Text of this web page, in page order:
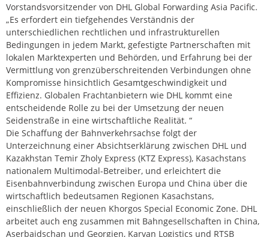
Vorstandsvorsitzender von DHL Global Forwarding Asia Pacific.
„Es erfordert ein tiefgehendes Verständnis der
unterschiedlichen rechtlichen und infrastrukturellen
Bedingungen in jedem Markt, gefestigte Partnerschaften mit
lokalen Marktexperten und Behörden, und Erfahrung bei der
Vermittlung von grenzüberschreitenden Verbindungen ohne
Kompromisse hinsichtlich Gesamtgeschwindigkeit und
Effizienz. Globalen Frachtanbietern wie DHL kommt eine
entscheidende Rolle zu bei der Umsetzung der neuen
Seidenstraße in eine wirtschaftliche Realität. “
Die Schaffung der Bahnverkehrsachse folgt der
Unterzeichnung einer Absichtserklärung zwischen DHL und
Kazakhstan Temir Zholy Express (KTZ Express), Kasachstans
nationalem Multimodal-Betreiber, und erleichtert die
Eisenbahnverbindung zwischen Europa und China über die
wirtschaftlich bedeutsamen Regionen Kasachstans,
einschließlich der neuen Khorgos Special Economic Zone. DHL
arbeitet auch eng zusammen mit Bahngesellschaften in China,
Aserbaidschan und Georgien, Karvan Logistics und RTSB